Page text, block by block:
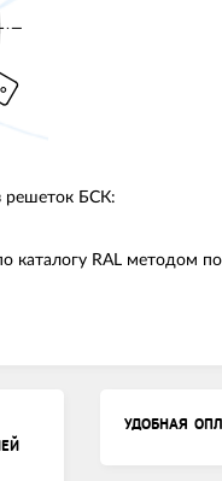
решеток БСК:
каталогу RAL методом
УДОБНАЯ